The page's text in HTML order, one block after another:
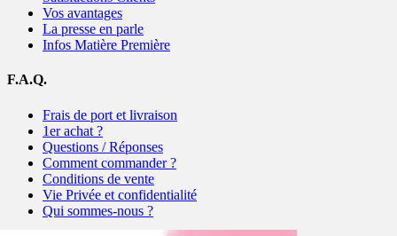
Vos avantages
La presse en parle
Infos Matière Première
F.A.Q.
Frais de port et livraison
1er achat ?
Questions / Réponses
Comment commander ?
Conditions de vente
Vie Privée et confidentialité
Qui sommes-nous ?